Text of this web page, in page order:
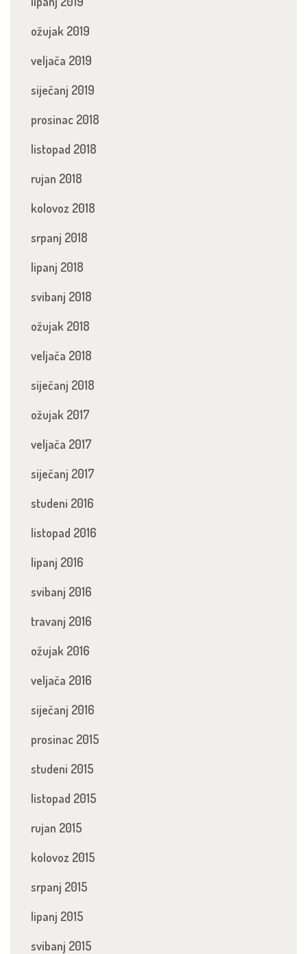
ožujak 2019
veljača 2019
siječanj 2019
prosinac 2018
listopad 2018
rujan 2018
kolovoz 2018
srpanj 2018
lipanj 2018
svibanj 2018
ožujak 2018
veljača 2018
siječanj 2018
ožujak 2017
veljača 2017
siječanj 2017
studeni 2016
listopad 2016
lipanj 2016
svibanj 2016
travanj 2016
ožujak 2016
veljača 2016
siječanj 2016
prosinac 2015
studeni 2015
listopad 2015
rujan 2015
kolovoz 2015
srpanj 2015
lipanj 2015
svibanj 2015